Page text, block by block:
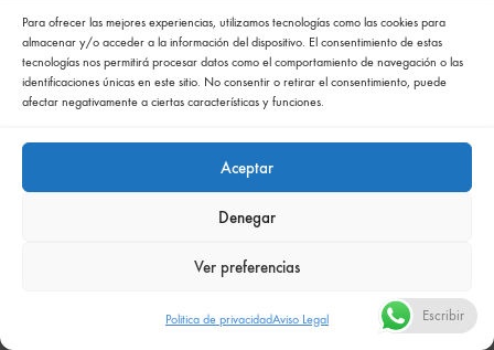
Para ofrecer las mejores experiencias, utilizamos tecnologías como las cookies para
almacenar y/o acceder a la información del dispositivo. El consentimiento de estas
tecnologías nos permitirá procesar datos como el comportamiento de navegación o las
identificaciones únicas en este sitio. No consentir o retirar el consentimiento, puede
afectar negativamente a ciertas características y funciones.
Aceptar
Denegar
Ver preferencias
Politica de privacidadAviso Legal
ALPINO
Politica de confidencialidad
Comunicación de la política de responsabilidad social empresarial
Escribir